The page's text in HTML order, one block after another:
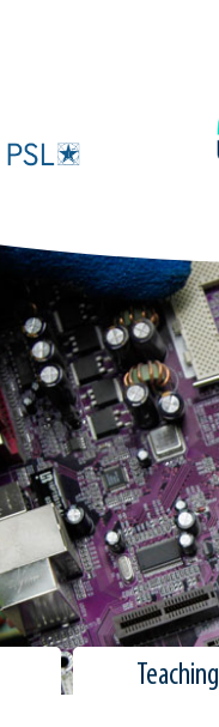
Teaching